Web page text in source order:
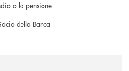
o la pensione
della Banca